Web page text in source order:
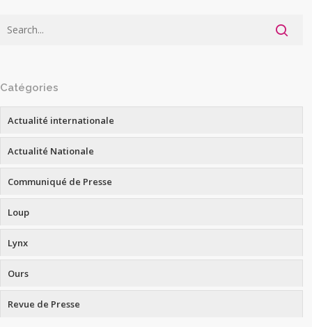
Catégories
Actualité internationale
Actualité Nationale
Communiqué de Presse
Loup
Lynx
Ours
Revue de Presse